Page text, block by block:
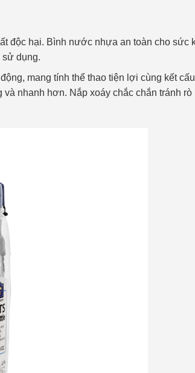
độc hại. Bình nước nhựa an toàn cho sức
sử dụng.
mang tính thể thao tiện lợi cùng kết
nhanh hơn. Nắp xoáy chắc chắn tránh